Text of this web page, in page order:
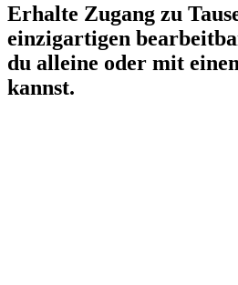
Erhalte Zugang zu
einzigartigen
du alleine oder mit
kannst.